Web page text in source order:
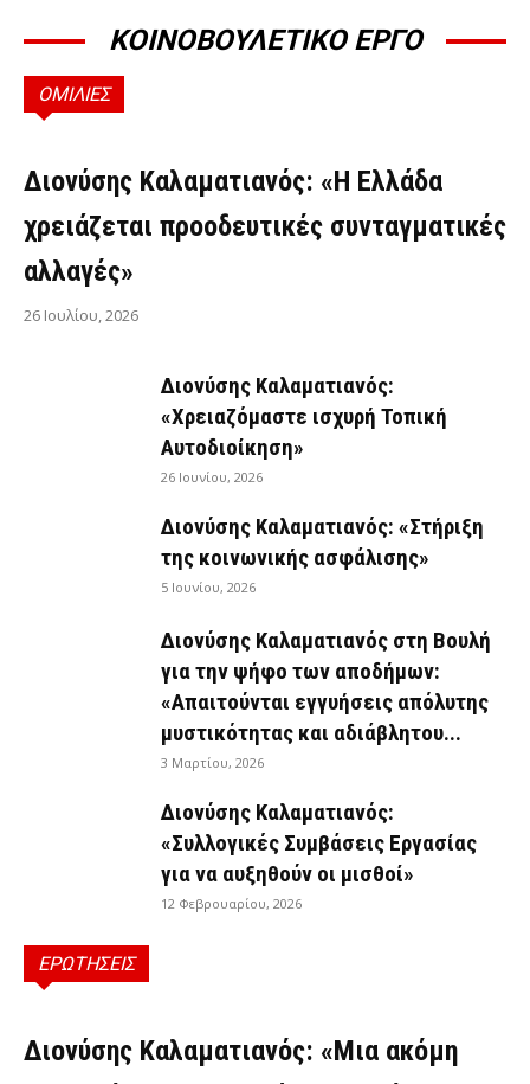
ΚΟΙΝΟΒΟΥΛΕΤΙΚΟ ΕΡΓΟ
ΟΜΙΛΙΕΣ
ΟΜΙΛΊΕΣ
Διονύσης Καλαματιανός: «Η Ελλάδα
χρειάζεται προοδευτικές συνταγματικές
αλλαγές»
26 Ιουλίου, 2026
Διονύσης Καλαματιανός:
«Χρειαζόμαστε ισχυρή Τοπική
Αυτοδιοίκηση»
26 Ιουνίου, 2026
Διονύσης Καλαματιανός: «Στήριξη
της κοινωνικής ασφάλισης»
5 Ιουνίου, 2026
Διονύσης Καλαματιανός στη Βουλή
για την ψήφο των αποδήμων:
«Απαιτούνται εγγυήσεις απόλυτης
μυστικότητας και αδιάβλητου...
3 Μαρτίου, 2026
Διονύσης Καλαματιανός:
«Συλλογικές Συμβάσεις Εργασίας
για να αυξηθούν οι μισθοί»
12 Φεβρουαρίου, 2026
ΕΡΩΤΗΣΕΙΣ
ΕΡΩΤΉΣΕΙΣ
Διονύσης Καλαματιανός: «Μια ακόμη